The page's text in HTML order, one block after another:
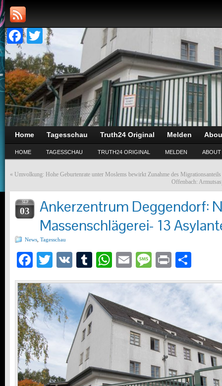
Facebook
Twitter
Home Tagesschau Truth24 Original Melden
HOME TAGESSCHAU TRUTH24 ORIGINAL MELDEN ABOUT
« Umvolkung: Hohe Geburtenrate unter Moslems bewirkt Zunahme des Migrationsanteils
Offenbach:
SEP
03
Ankerzentrum Deggendorf:
Massenschlägerei- 13
News Tagesschau
Facebook
Twitter
VK Tumblr
WhatsApp
EmailMessage
Print